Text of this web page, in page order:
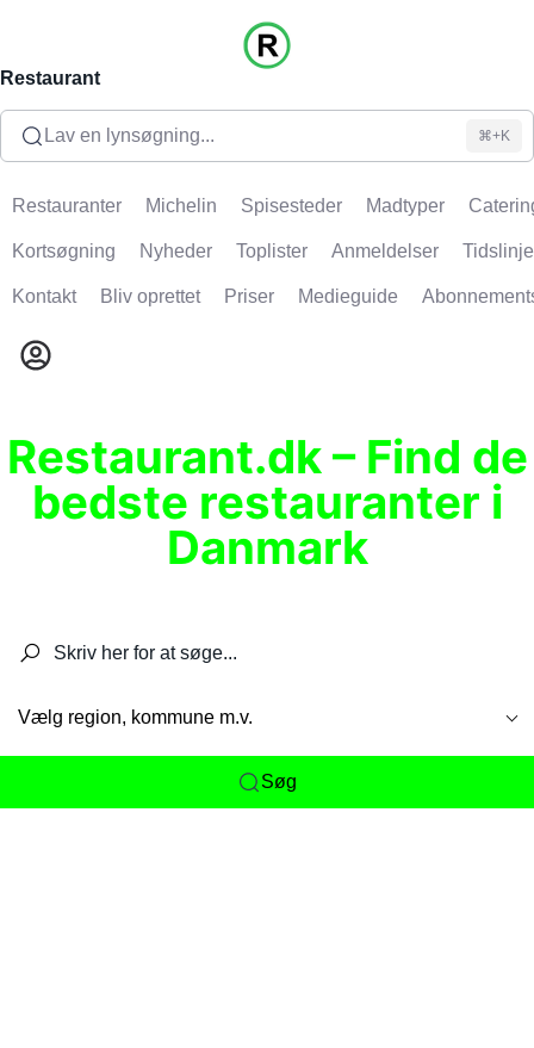
Restaurant
Lav en lynsøgning... ⌘+K
Restauranter Michelin Spisesteder Madtyper
Kortsøgning Nyheder Toplister Anmeldelser Tidslinje
Kontakt Bliv oprettet Priser Medieguide
Restaurant.dk – Find de
bedste restauranter i
Danmark
Vælg region, kommune m.v.
Søg